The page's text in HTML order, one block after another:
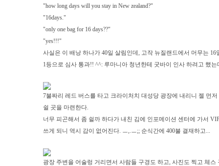
"how long days will you stay in New zealand?"
"16days."
"only one bag for 16 days??"
"yes!!!"
사실은 이 배낭 하나가 40일 살림인데, 고작 뉴질랜드에서 머무는
1등으로 심사 통과!! ^^: 루마니아 청년한테 굿바이 인사 하려고 했
7불짜리 레드 버스를 타고 크라이처치 대성당 광장에 내리니 젤 먼
쉴 곳을 마련한다.
너무 피곤해서 좀 쉴까 하다가 내친 김에 인포메이션 센터에 가서
쓰게 되니 역시 감이 없어진다. ㅡ,.ㅡ;; 순식간에 400불 결재하고...
광장 주변을 어술렁 거리면서 사람들 구경도 하고, 사진도 찍고 체